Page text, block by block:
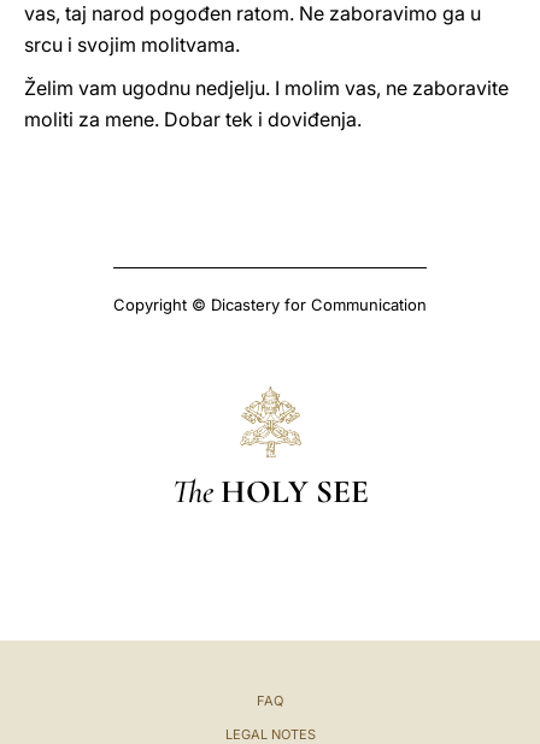
vas, taj narod pogođen ratom. Ne zaboravimo ga u
srcu i svojim molitvama.
Želim vam ugodnu nedjelju. I molim vas, ne zaboravite
moliti za mene. Dobar tek i doviđenja.
Copyright © Dicastery for Communication
The HOLY SEE
FAQ
LEGAL NOTES